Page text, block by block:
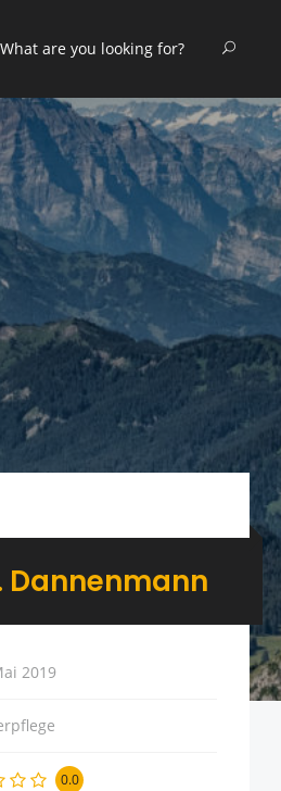
Dannenmann
2019
0.0